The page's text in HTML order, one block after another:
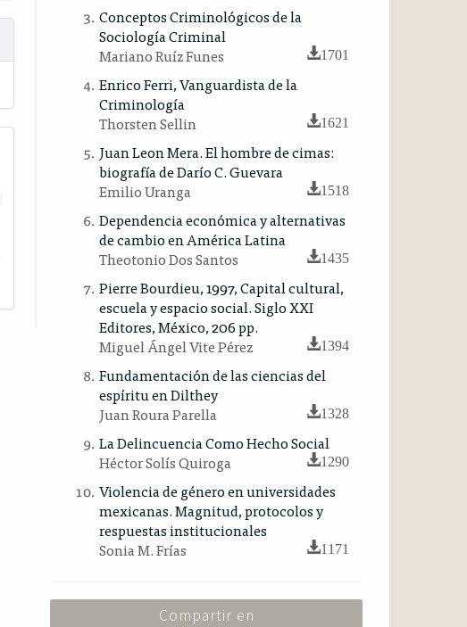
Conceptos Criminológicos de la
Sociología Criminal
Mariano Ruíz Funes
1701
Enrico Ferri, Vanguardista de la
Criminología
Thorsten Sellin
1621
Juan Leon Mera. El hombre de cimas:
biografía de Darío C. Guevara
Emilio Uranga
1518
Dependencia económica y alternativas
de cambio en América Latina
Theotonio Dos Santos
1435
Pierre Bourdieu, 1997, Capital cultural,
escuela y espacio social. Siglo XXI
Editores, México, 206 pp.
Miguel Ángel Vite Pérez
1394
Fundamentación de las ciencias del
espíritu en Dilthey
Juan Roura Parella
1328
La Delincuencia Como Hecho Social
Héctor Solís Quiroga
1290
Violencia de género en universidades
mexicanas. Magnitud, protocolos y
respuestas institucionales
Sonia M. Frías
1171
Compartir en